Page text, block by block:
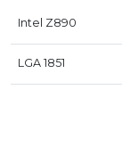
Intel Z890
LGA 1851